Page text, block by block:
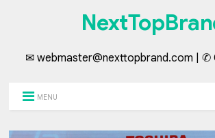
✉ webmaster@nexttopbrand.com | ✆
MENU